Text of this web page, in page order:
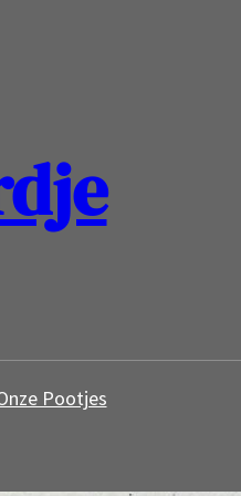
Pootjes